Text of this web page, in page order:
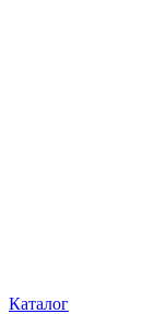
Каталог